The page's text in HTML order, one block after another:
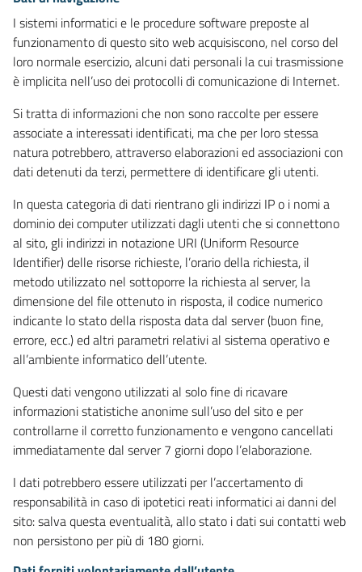
I sistemi informatici e le procedure software preposte al
funzionamento di questo sito web acquisiscono, nel corso del
loro normale esercizio, alcuni dati personali la cui trasmissione
è implicita nell’uso dei protocolli di comunicazione di Internet.
Si tratta di informazioni che non sono raccolte per essere
associate a interessati identificati, ma che per loro stessa
natura potrebbero, attraverso elaborazioni ed associazioni con
dati detenuti da terzi, permettere di identificare gli utenti.
In questa categoria di dati rientrano gli indirizzi IP o i nomi a
dominio dei computer utilizzati dagli utenti che si connettono
al sito, gli indirizzi in notazione URI (Uniform Resource
Identifier) delle risorse richieste, l’orario della richiesta, il
metodo utilizzato nel sottoporre la richiesta al server, la
dimensione del file ottenuto in risposta, il codice numerico
indicante lo stato della risposta data dal server (buon fine,
errore, ecc.) ed altri parametri relativi al sistema operativo e
all’ambiente informatico dell’utente.
Questi dati vengono utilizzati al solo fine di ricavare
informazioni statistiche anonime sull’uso del sito e per
controllarne il corretto funzionamento e vengono cancellati
immediatamente dal server 7 giorni dopo l’elaborazione.
I dati potrebbero essere utilizzati per l’accertamento di
responsabilità in caso di ipotetici reati informatici ai danni del
sito: salva questa eventualità, allo stato i dati sui contatti web
non persistono per più di 180 giorni.